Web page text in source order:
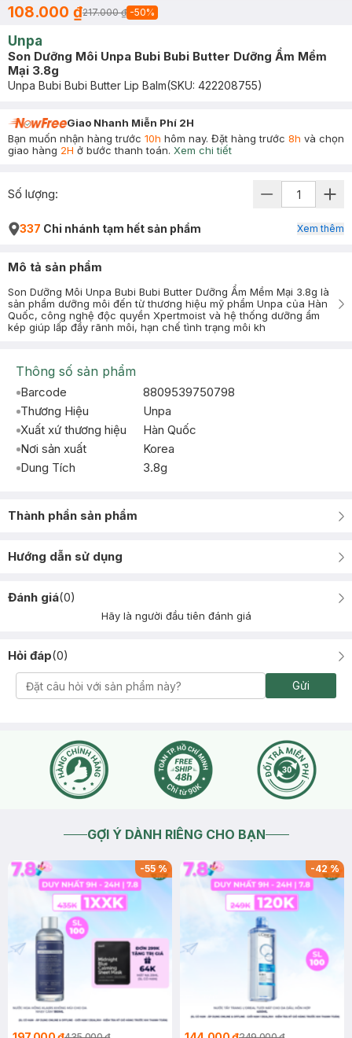
108.000 ₫217.000 ₫ -50%
Unpa
Son Dưỡng Môi Unpa Bubi Bubi Butter Dưỡng Ẩm Mềm
Mại 3.8g
Unpa Bubi Bubi Butter Lip Balm(SKU: 422208755)
Giao Nhanh Miễn Phí 2H
Bạn muốn nhận hàng trước 10h hôm nay. Đặt hàng trước 8h và chọn
giao hàng 2H ở bước thanh toán. Xem chi tiết
Số lượng:
337 Chi nhánh tạm hết sản phẩm Xem thêm
Mô tả sản phẩm
Son Dưỡng Môi Unpa Bubi Bubi Butter Dưỡng Ẩm Mềm Mại 3.8g là
sản phẩm dưỡng môi đến từ thương hiệu mỹ phẩm Unpa của Hàn
Quốc, công nghệ độc quyền Xpertmoist và hệ thống dưỡng ẩm
kép giúp lấp đầy rãnh môi, hạn chế tình trạng môi kh
Thông số sản phẩm
Barcode
8809539750798
Thương Hiệu
Unpa
Xuất xứ thương hiệu
Hàn Quốc
Nơi sản xuất
Korea
Dung Tích
3.8g
Thành phần sản phẩm
Hướng dẫn sử dụng
Đánh giá(0)
Hãy là người đầu tiên đánh giá
Hỏi đáp(0)
Gửi
GỢI Ý DÀNH RIÊNG CHO BẠN
-55% -42%